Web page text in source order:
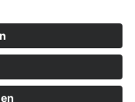
Teilnehmer/in